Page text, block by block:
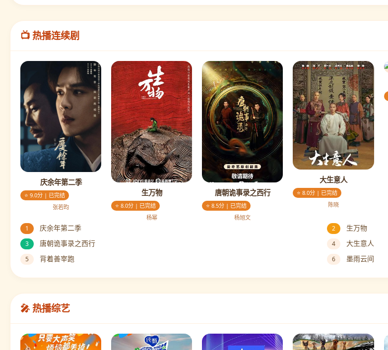
📺 热播连续剧
庆余年第二季
⭐ 9.0分 | 已完结
张若昀
生万物
⭐ 8.0分 | 已完结
杨幂
唐朝诡事录之西行
⭐ 8.5分 | 已完结
杨旭文
大生意人
⭐ 8.0分 | 已完结
陈晓
1 庆余年第二季 2 生万物
3 唐朝诡事录之西行 4 大生意人
5 背着善宰跑 6 墨雨云间
🎤 热播综艺